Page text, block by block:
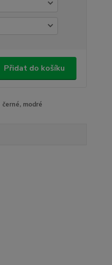
Přidat do košíku
černé, modré